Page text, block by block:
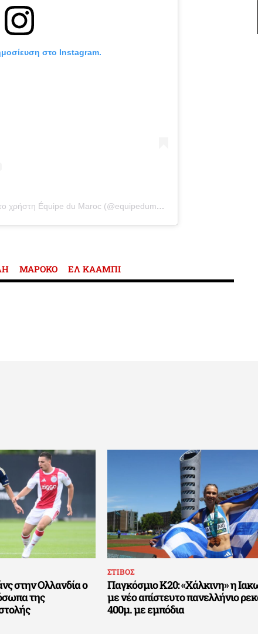
στο Instagram.
Η δημοσίευση κοινοποιήθηκε από το χρήστη Équipe du Maroc (@equipedumaroc)
ΜΑΡΟΚΟ ΕΛ ΚΑΑΜΠΙ
στην Ολλανδία ο
της
ΣΤΙΒΟΣ
Παγκόσμιο Κ20: «Χάλκινη» η
με νέο απίστευτο πανελλήνιο
400μ. με εμπόδια